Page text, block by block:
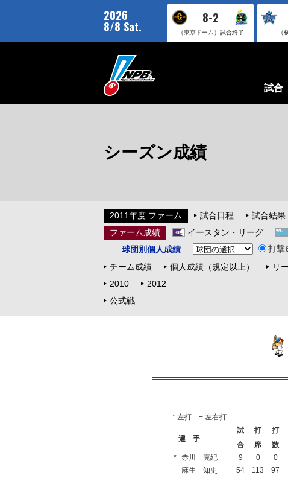
2026
8/8 Sat.
8-2
（東京ドーム） 試合終了 （
試合
シーズン成績
2011年度 ファーム 試合日程 試合結果
ファーム成績
イースタン・リーグ
球団別個人成績
打撃
チーム成績
個人成績（規定以上） リ
2010
2012
公式戦
* 左打 + 左右打
選 手
試
合
打
席
打
数
* 赤川 克紀 9 0 0
麻生 知史
54 113 97